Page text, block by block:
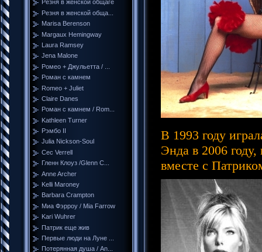
Резня в женской общаге
Резня в женской обща...
Marisa Berenson
Margaux Hemingway
Laura Ramsey
Jena Malone
Ромео + Джульетта / ...
Роман с камнем
Romeo + Juliet
Claire Danes
Роман с камнем / Rom...
Kathleen Turner
Рэмбо II
Julia Nickson-Soul
Cec Verrell
Гленн Клоуз /Glenn C...
Anne Archer
Kelli Maroney
Barbara Crampton
Миа Фэрроу / Mia Farrow
Kari Wuhrer
Патрик еще жив
Первые люди на Луне ...
Потерянная душа / An...
В 1993 году
Энда в 2006
вместе с